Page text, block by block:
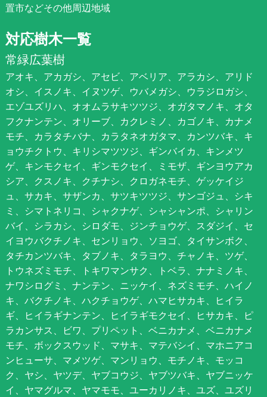
置市などその他周辺地域
対応樹木一覧
常緑広葉樹
アオキ、アカガシ、アセビ、アベリア、アラカシ、アリド
オシ、イスノキ、イヌツゲ、ウバメガシ、ウラジロガシ、
エゾユズリハ、オオムラサキツツジ、オガタマノキ、オタ
フクナンテン、オリーブ、カクレミノ、カゴノキ、カナメ
モチ、カラタチバナ、カラタネオガタマ、カンツバキ、キ
ョウチクトウ、キリシマツツジ、ギンバイカ、キンメツ
ゲ、キンモクセイ、ギンモクセイ、ミモザ、ギンヨウアカ
シア、クスノキ、クチナシ、クロガネモチ、ゲッケイジ
ュ、サカキ、サザンカ、サツキツツジ、サンゴジュ、シキ
ミ、シマトネリコ、シャクナゲ、シャシャンポ、シャリン
バイ、シラカシ、シロダモ、ジンチョウゲ、スダジイ、セ
イヨウバクチノキ、センリョウ、ソヨゴ、タイサンボク、
タチカンツバキ、タブノキ、タラヨウ、チャノキ、ツゲ、
トウネズミモチ、トキワマンサク、トベラ、ナナミノキ、
ナワシログミ、ナンテン、ニッケイ、ネズミモチ、ハイノ
キ、バクチノキ、ハクチョウゲ、ハマヒサカキ、ヒイラ
ギ、ヒイラギナンテン、ヒイラギモクセイ、ヒサカキ、ピ
ラカンサス、ビワ、プリペット、ベニカナメ、ベニカナメ
モチ、ボックスウッド、マサキ、マテバシイ、マホニアコ
ンヒューサ、マメツゲ、マンリョウ、モチノキ、モッコ
ク、ヤシ、ヤツデ、ヤブコウジ、ヤブツバキ、ヤブニッケ
イ、ヤマグルマ、ヤマモモ、ユーカリノキ、ユズ、ユズリ